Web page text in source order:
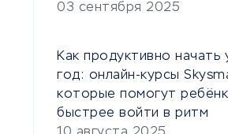
03 сентября 2025
Как продуктивно начать
год: онлайн-курсы
которые помогут
быстрее войти в ритм